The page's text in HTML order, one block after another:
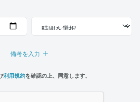
備考を入力
利用規約を確認の上、同意します。